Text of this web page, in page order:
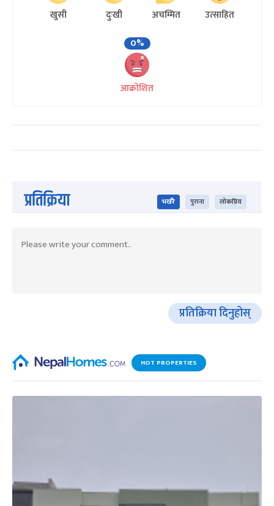
खुसी दुःखी अचम्मित
उत्साहित
0%
आक्रोशित
प्रतिक्रिया भर्खरै पुराना लोकप्रिय
प्रतिक्रिया दिनुहोस्
HOT PROPERTIES